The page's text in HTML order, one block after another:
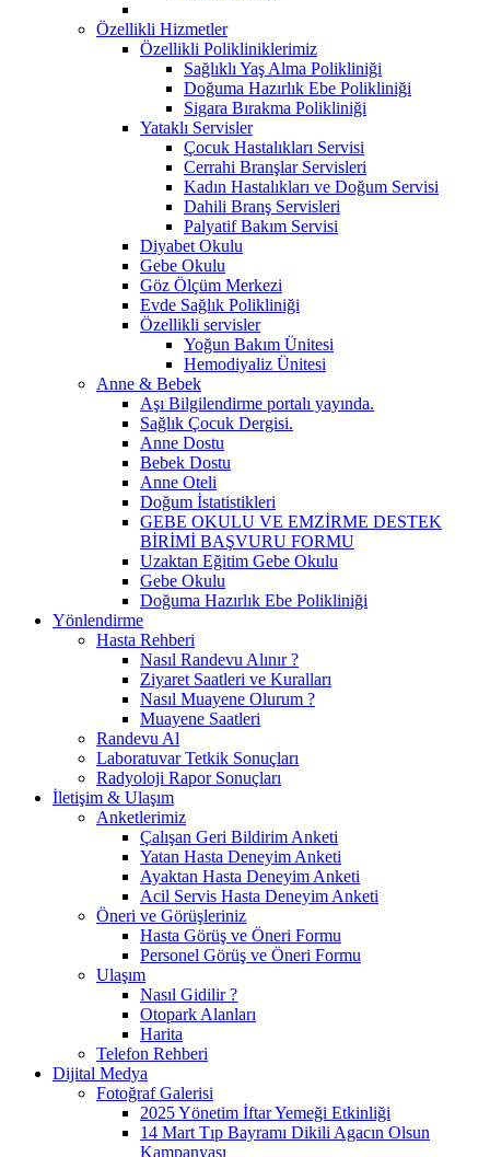
Özellikli Hizmetler
Özellikli Polikliniklerimiz
Sağlıklı Yaş Alma Polikliniği
Doğuma Hazırlık Ebe Polikliniği
Sigara Bırakma Polikliniği
Yataklı Servisler
Çocuk Hastalıkları Servisi
Cerrahi Branşlar Servisleri
Kadın Hastalıkları ve Doğum Servisi
Dahili Branş Servisleri
Palyatif Bakım Servisi
Diyabet Okulu
Gebe Okulu
Göz Ölçüm Merkezi
Evde Sağlık Polikliniği
Özellikli servisler
Yoğun Bakım Ünitesi
Hemodiyaliz Ünitesi
Anne & Bebek
Aşı Bilgilendirme portalı yayında.
Sağlık Çocuk Dergisi.
Anne Dostu
Bebek Dostu
Anne Oteli
Doğum İstatistikleri
GEBE OKULU VE EMZİRME DESTEK
BİRİMİ BAŞVURU FORMU
Uzaktan Eğitim Gebe Okulu
Gebe Okulu
Doğuma Hazırlık Ebe Polikliniği
Yönlendirme
Hasta Rehberi
Nasıl Randevu Alınır ?
Ziyaret Saatleri ve Kuralları
Nasıl Muayene Olurum ?
Muayene Saatleri
Randevu Al
Laboratuvar Tetkik Sonuçları
Radyoloji Rapor Sonuçları
İletişim & Ulaşım
Anketlerimiz
Çalışan Geri Bildirim Anketi
Yatan Hasta Deneyim Anketi
Ayaktan Hasta Deneyim Anketi
Acil Servis Hasta Deneyim Anketi
Öneri ve Görüşleriniz
Hasta Görüş ve Öneri Formu
Personel Görüş ve Öneri Formu
Ulaşım
Nasıl Gidilir ?
Otopark Alanları
Harita
Telefon Rehberi
Dijital Medya
Fotoğraf Galerisi
2025 Yönetim İftar Yemeği Etkinliği
14 Mart Tıp Bayramı Dikili Agacın Olsun
Kampanyası